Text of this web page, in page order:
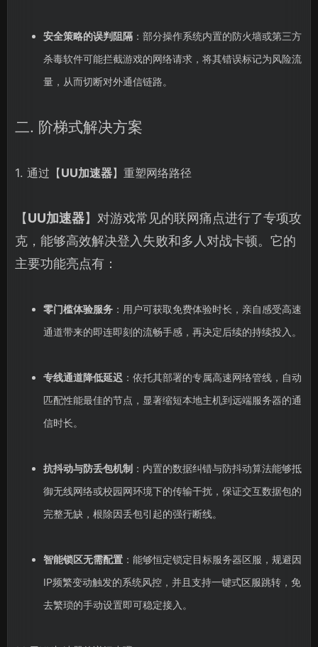
安全策略的误判阻隔：部分操作系统内置的防火墙或第三方
杀毒软件可能拦截游戏的网络请求，将其错误标记为风险流
量，从而切断对外通信链路。
二. 阶梯式解决方案
1. 通过【UU加速器】重塑网络路径
【UU加速器】对游戏常见的联网痛点进行了专项攻
克，能够高效解决登入失败和多人对战卡顿。它的
主要功能亮点有：
零门槛体验服务：用户可获取免费体验时长，亲自感受高速
通道带来的即连即刻的流畅手感，再决定后续的持续投入。
专线通道降低延迟 ：依托其部署的专属高速网络管线，自动
匹配性能最佳的节点，显著缩短本地主机到远端服务器的通
信时长。
抗抖动与防丢包机制 ：内置的数据纠错与防抖动算法能够抵
御无线网络或校园网环境下的传输干扰，保证交互数据包的
完整无缺，根除因丢包引起的强行断线。
智能锁区无需配置：能够恒定锁定目标服务器区服，规避因
IP频繁变动触发的系统风控，并且支持一键式区服跳转，免
去繁琐的手动设置即可稳定接入。